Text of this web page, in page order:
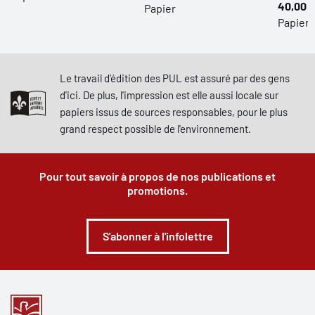
Papier
40,00 $
Papier
Le travail d'édition des PUL est assuré par des gens
d'ici. De plus, l'impression est elle aussi locale sur
papiers issus de sources responsables, pour le plus
grand respect possible de l'environnement.
Pour tout savoir à propos de nos publications et
promotions.
S'abonner à l'infolettre